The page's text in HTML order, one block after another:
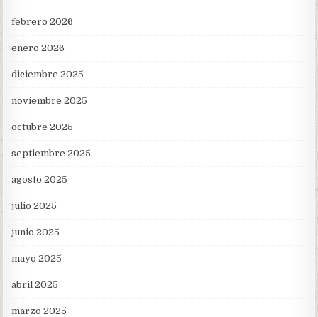
febrero 2026
enero 2026
diciembre 2025
noviembre 2025
octubre 2025
septiembre 2025
agosto 2025
julio 2025
junio 2025
mayo 2025
abril 2025
marzo 2025